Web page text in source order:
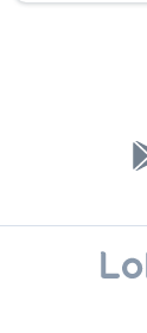
Lowongan